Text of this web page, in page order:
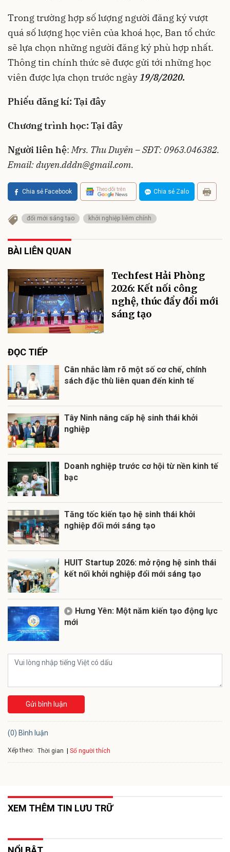
Trong trường hợp số lượng người đăng ký vượt
quá số lượng học viên của khoá học, Ban tổ chức
sẽ lựa chọn những người đăng ký phù hợp nhất.
Thông tin chính thức sẽ được gửi tới những học
viên được lựa chọn trước ngày19/8/2020.
Phiếu đăng kí:Tại đây
Chương trình học:Tại đây
Người liên hệ:Mrs. Thu Duyên– SĐT: 0963.046382.
Email:duyen.dddn@gmail.com.
Chia sẻ Facebook Theo dõi trên Chia sẻ Zalo
đổi mới sáng tạo khởi nghiệp liêm chính
BÀI LIÊN QUAN
Techfest Hải Phòng
2026: Kết nối công
nghệ, thúc đẩy đổi mới
sáng tạo
ĐỌC TIẾP
Cân nhắc làm rõ một số cơ chế, chính
sách đặc thù liên quan đến kinh tế
Tây Ninh nâng cấp hệ sinh thái khởi
nghiệp
Doanh nghiệp trước cơ hội từ nền kinh tế
bạc
Tăng tốc kiến tạo hệ sinh thái khởi
nghiệp đổi mới sáng tạo
HUIT Startup 2026: mở rộng hệ sinh thái
kết nối khởi nghiệp đổi mới sáng tạo
Hưng Yên: Một năm kiến tạo động lực
mới
Gửi bình luận
(0) Bình luận
Xếp theo: Thời gian Số người thích
XEM THÊM TIN LƯU TRỮ